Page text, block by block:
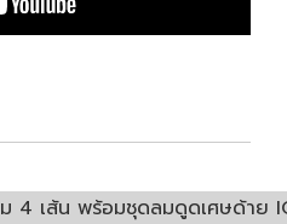
4 เส้น พร้อมชุดลมดูดเศษด้าย